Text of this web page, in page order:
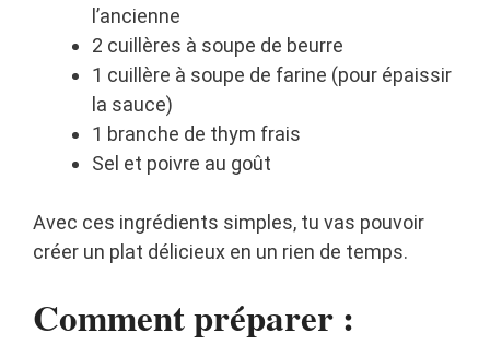
l’ancienne
2 cuillères à soupe de beurre
1 cuillère à soupe de farine (pour épaissir
la sauce)
1 branche de thym frais
Sel et poivre au goût
Avec ces ingrédients simples, tu vas pouvoir
créer un plat délicieux en un rien de temps.
Comment préparer :